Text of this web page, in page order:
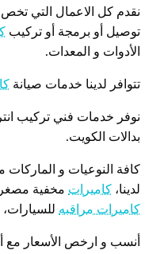
نقدم كل الاعمال التي تخص
توصيل أو برمجة أو تركيب
الأدوات و المعدات.
تتوافر لدينا خدمات صيانة
نوفر خدمات فني تركيب
بدالات الكويت.
كافة النوعيات و الماركات
لدينا، كاميرات مخفية
كاميرات مراقبه